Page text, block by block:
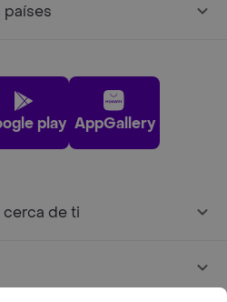
países
play AppGallery
de ti